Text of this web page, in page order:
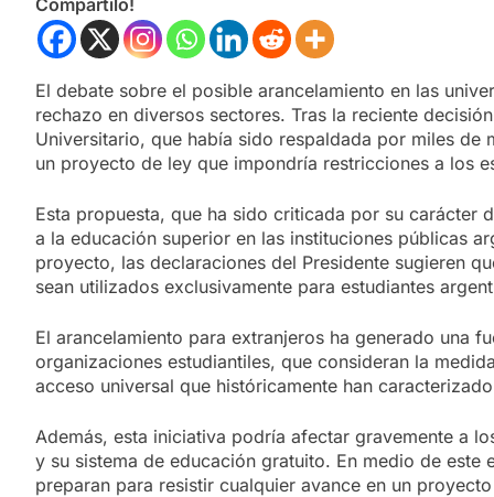
El debate sobre el posible arancelamiento en las
rechazo en diversos sectores. Tras la reciente
Universitario, que había sido respaldada por miles de
un proyecto de ley que impondría restricciones a los
Esta propuesta, que ha sido criticada por su carácter
a la educación superior en las instituciones públicas
proyecto, las declaraciones del Presidente sugieren
sean utilizados exclusivamente para estudiantes
El arancelamiento para extranjeros ha generado una
organizaciones estudiantiles, que consideran la
acceso universal que históricamente han
Además, esta iniciativa podría afectar gravemente a
y su sistema de educación gratuito. En medio de
preparan para resistir cualquier avance en un